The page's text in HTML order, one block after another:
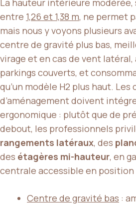
entre 1,26 et 1,38 m, ne permet
mais nous y voyons plusieurs
centre de gravité plus bas,
virage et en cas de vent
parkings couverts, et
qu’un modèle H2 plus haut. Les
d’aménagement doivent
ergonomique : plutôt que de
debout, les professionnels
rangements latéraux, des
des étagères mi-hauteur, en
centrale accessible en position
Centre de gravité bas :